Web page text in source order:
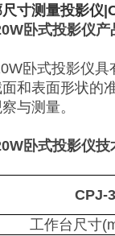
尺寸测量投影仪
卧式投影仪产
卧式投影仪
和表面形状的
与测量。
卧式投影仪
CPJ-
工作台尺寸